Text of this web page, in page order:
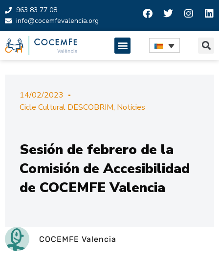
Skip
to
content
963 83 77 08
info@cocemfevalencia.org
14/02/2023
Cicle Cultural DESCOBRIM, Notícies
Sesión de febrero de la
Comisión de Accesibilidad
de COCEMFE Valencia
COCEMFE Valencia